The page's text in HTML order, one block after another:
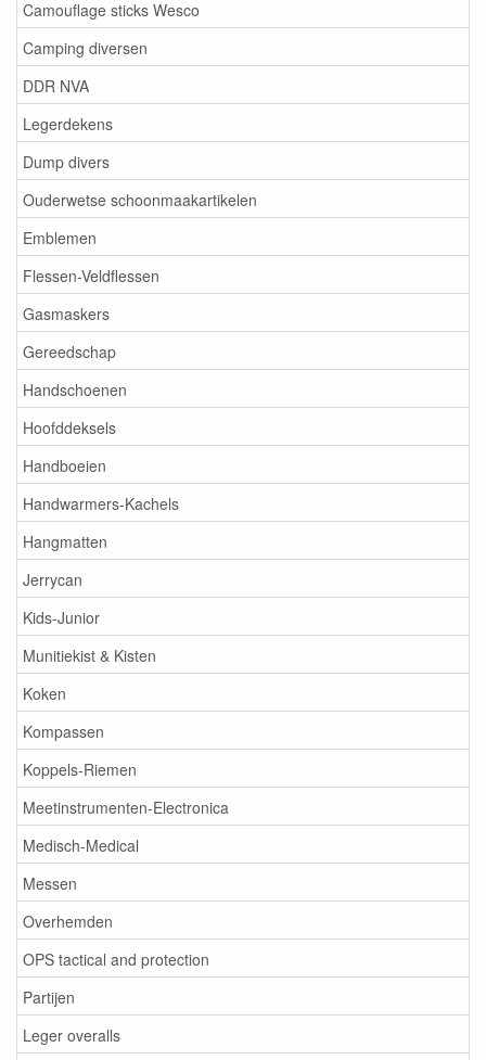
Camouflage sticks Wesco
Camping diversen
DDR NVA
Legerdekens
Dump divers
Ouderwetse schoonmaakartikelen
Emblemen
Flessen-Veldflessen
Gasmaskers
Gereedschap
Handschoenen
Hoofddeksels
Handboeien
Handwarmers-Kachels
Hangmatten
Jerrycan
Kids-Junior
Munitiekist & Kisten
Koken
Kompassen
Koppels-Riemen
Meetinstrumenten-Electronica
Medisch-Medical
Messen
Overhemden
OPS tactical and protection
Partijen
Leger overalls